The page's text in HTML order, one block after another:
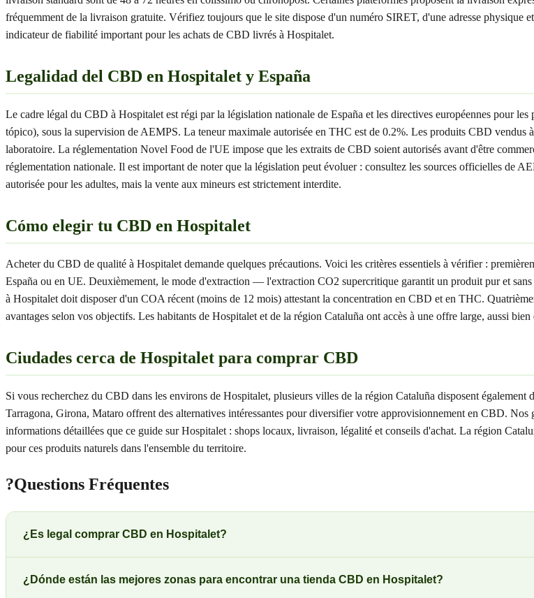
fréquemment de la livraison gratuite. Vérifiez toujours que le site dispose d'un numéro SIRET, d'une adresse physique
indicateur de fiabilité important pour les achats de CBD livrés à Hospitalet.
Legalidad del CBD en Hospitalet y España
Le cadre légal du CBD à Hospitalet est régi par la législation nationale de España et les directives européennes pour
tópico), sous la supervision de AEMPS. La teneur maximale autorisée en THC est de 0.2%. Les produits CBD vendus
laboratoire. La réglementation Novel Food de l'UE impose que les extraits de CBD soient autorisés avant d'être
réglementation nationale. Il est important de noter que la législation peut évoluer : consultez les sources officielles de
autorisée pour les adultes, mais la vente aux mineurs est strictement interdite.
Cómo elegir tu CBD en Hospitalet
Acheter du CBD de qualité à Hospitalet demande quelques précautions. Voici les critères essentiels à vérifier :
España ou en UE. Deuxièmement, le mode d'extraction — l'extraction CO2 supercritique garantit un produit pur et
à Hospitalet doit disposer d'un COA récent (moins de 12 mois) attestant la concentration en CBD et en THC.
avantages selon vos objectifs. Les habitants de Hospitalet et de la région Cataluña ont accès à une offre large, aussi
Ciudades cerca de Hospitalet para comprar CBD
Si vous recherchez du CBD dans les environs de Hospitalet, plusieurs villes de la région Cataluña disposent
Tarragona, Girona, Mataro offrent des alternatives intéressantes pour diversifier votre approvisionnement en CBD.
informations détaillées que ce guide sur Hospitalet : shops locaux, livraison, légalité et conseils d'achat. La région
pour ces produits naturels dans l'ensemble du territoire.
?Questions Fréquentes
¿Es legal comprar CBD en Hospitalet?
¿Dónde están las mejores zonas para encontrar una tienda CBD en Hospitalet?